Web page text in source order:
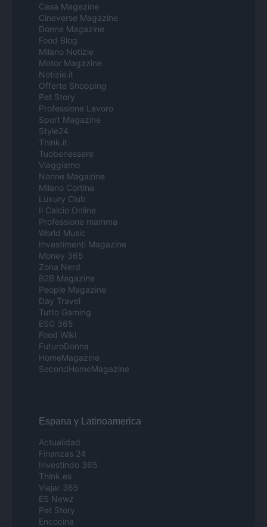
Casa Magazine
Cineverse Magazine
Donne Magazine
Food Blog
Milano Notizie
Motor Magazine
Notizie.it
Offerte Shopping
Pet Story
Professione Lavoro
Sport Magazine
Style24
Think.it
Tuobenessere
Viaggiamo
Nonne Magazine
Milano Cortina
Luxury Club
Il Calcio Online
Professione mamma
World Music
Investimenti Magazine
Money 365
Zona Nerd
B2B Magazine
People Magazine
Day Travel
Tutto Gaming
ESG 365
Food Wiki
FuturoDonna
HomeMagazine
SecondHomeMagazine
Espana y Latinoamerica
Actualidad
Finanzas 24
Investindo 365
Think.es
Viajar 365
ES Newz
Pet Story
Encocina